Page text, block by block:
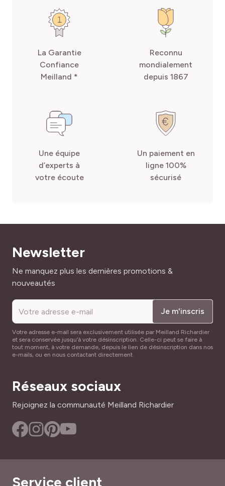
La Garantie
Confiance
Meilland *
Reconnu
mondialement
depuis 1867
Une équipe
d’experts à
votre écoute
Un paiement en
ligne 100%
sécurisé
Newsletter
Adresse mail
Ne manquez plus les dernières promotions &
nouveautés
Je m'inscris
Votre adresse e-mail sera exclusivement utilisée par Meilland Richardier
et sera conservée jusqu’à votre désinscription. Celle-ci peut se faire à
tout moment, à votre demande, depuis le lien de désinscription dans nos
e-mails, ou en nous contactant directement.
Réseaux sociaux
Rejoignez la communauté Meilland Richardier
Service client